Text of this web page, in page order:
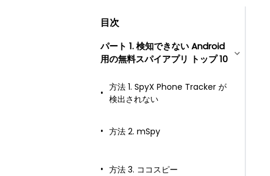
目次
パート 1. 検知できない Android
用の無料スパイアプリ トップ 10
方法 1. SpyX Phone Tracker が
検出されない
方法 2. mSpy
方法 3. ココスピー